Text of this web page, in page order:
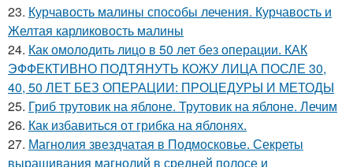
23. Курчавость малины способы лечения. Курчавость и
Желтая карликовость малины
24. Как омолодить лицо в 50 лет без операции. КАК
ЭФФЕКТИВНО ПОДТЯНУТЬ КОЖУ ЛИЦА ПОСЛЕ 30,
40, 50 ЛЕТ БЕЗ ОПЕРАЦИИ: ПРОЦЕДУРЫ И МЕТОДЫ
25. Гриб трутовик на яблоне. Трутовик на яблоне. Лечим
26. Как избавиться от грибка на яблонях.
27. Магнолия звездчатая в Подмосковье. Секреты
выращивания магнолий в средней полосе и